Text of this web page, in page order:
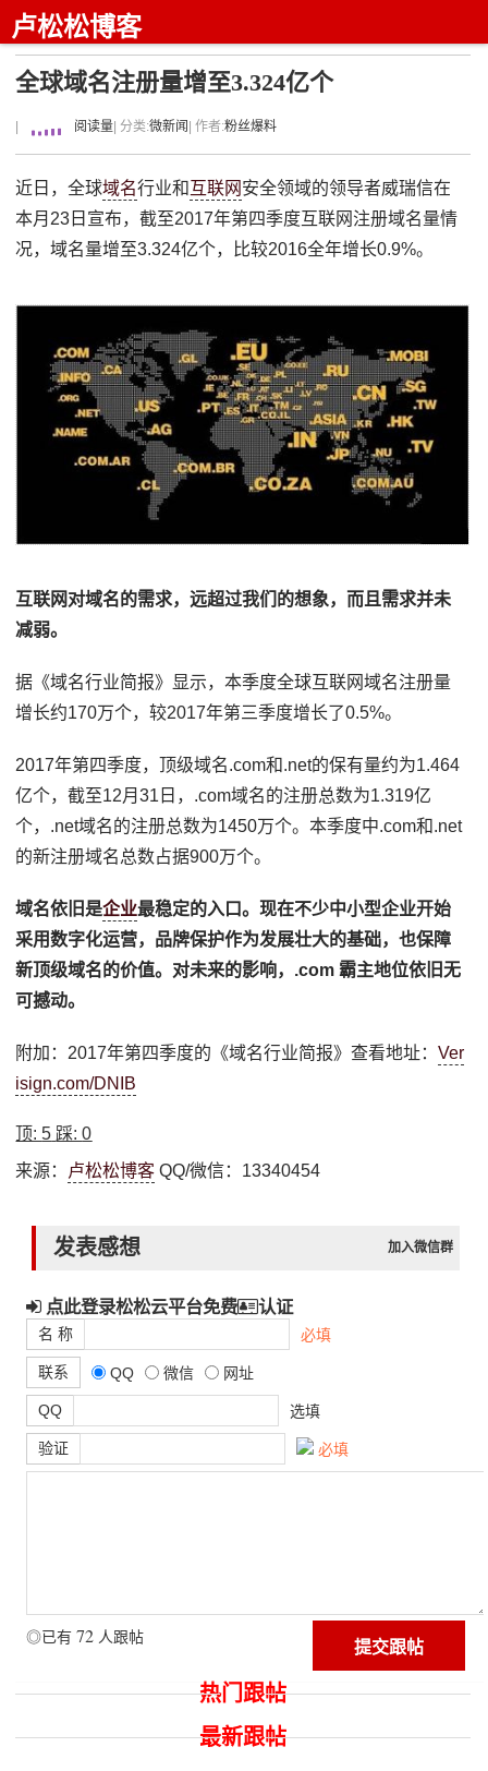
卢松松博客
全球域名注册量增至3.324亿个
阅读量 | 分类:微新闻 | 作者:粉丝爆料
近日，全球域名行业和互联网 安全领域的领导者威瑞信在
本月23日宣布，截至2017年第四季度互联网注册域名量情
况，域名量增至3.324亿个，比较2016全年增长0.9%。
互联网对域名的需求，远超过我们的想象，而且需求并未
减弱。
据《域名行业简报》显示，本季度全球互联网域名注册量
增长约170万个，较2017年第三季度增长了0.5%。
2017年第四季度，顶级域名.com和.net的保有量约为1.464
亿个，截至12月31日，.com域名的注册总数为1.319亿
个，.net域名的注册总数为1450万个。本季度中.com和.net
的新注册域名总数占据900万个。
域名依旧是企业最稳定的入口。现在不少中小型企业开始
采用数字化运营，品牌保护作为发展壮大的基础，也保障
新顶级域名的价值。对未来的影响，.com 霸主地位依旧无
可撼动。
附加：2017年第四季度的《域名行业简报》查看地址：Ver
isign.com/DNIB
顶:5 踩:0
来源： 卢松松博客 QQ/微信：13340454
发表感想 加入微信群
点此登录松松云平台免费 认证
名 称 必填
联系 QQ 微信 网址
QQ 选填
验证 必填
◎已有 72 人跟帖
热门跟帖
最新跟帖